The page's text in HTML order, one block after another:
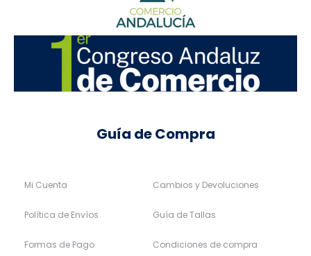
Guía de Compra
Mi Cuenta
Política de Envíos
Formas de Pago
Cambios y Devoluciones
Guía de Tallas
Condiciones de compra